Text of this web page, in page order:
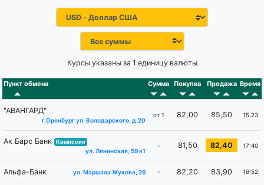
Курсы указаны за 1 единицу валюты
Пункт обмена Сумма Покупка Продажа Время
"АВАНГАРД"
г.Оренбург ул. Володарского, д.20
от 1 82,00 85,50 15:23
Ак Барс Банк Комиссия
ул. Ленинская, 59 к1
- 81,50 82,40 17:40
Альфа-Банк ул. Маршала Жукова, 26 - 82,20 83,90 16:52